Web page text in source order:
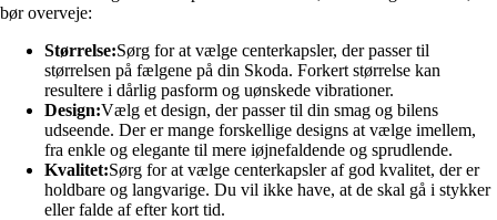
bør overveje:
Størrelse:Sørg for at vælge centerkapsler, der passer til
størrelsen på fælgene på din Skoda. Forkert størrelse kan
resultere i dårlig pasform og uønskede vibrationer.
Design:Vælg et design, der passer til din smag og bilens
udseende. Der er mange forskellige designs at vælge imellem,
fra enkle og elegante til mere iøjnefaldende og sprudlende.
Kvalitet:Sørg for at vælge centerkapsler af god kvalitet, der er
holdbare og langvarige. Du vil ikke have, at de skal gå i stykker
eller falde af efter kort tid.